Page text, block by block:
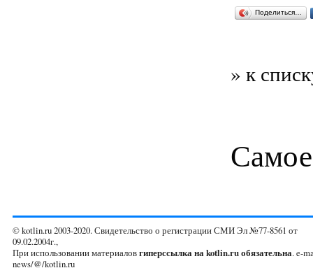
Поделиться…
» к
© kotlin.ru 2003-2020. Свидетельство о регистрации СМИ Эл №77-8561 от
09.02.2004г.,
При использовании материаловгиперссылка на kotlin.ru обязательна. e-
news/@/kotlin.ru